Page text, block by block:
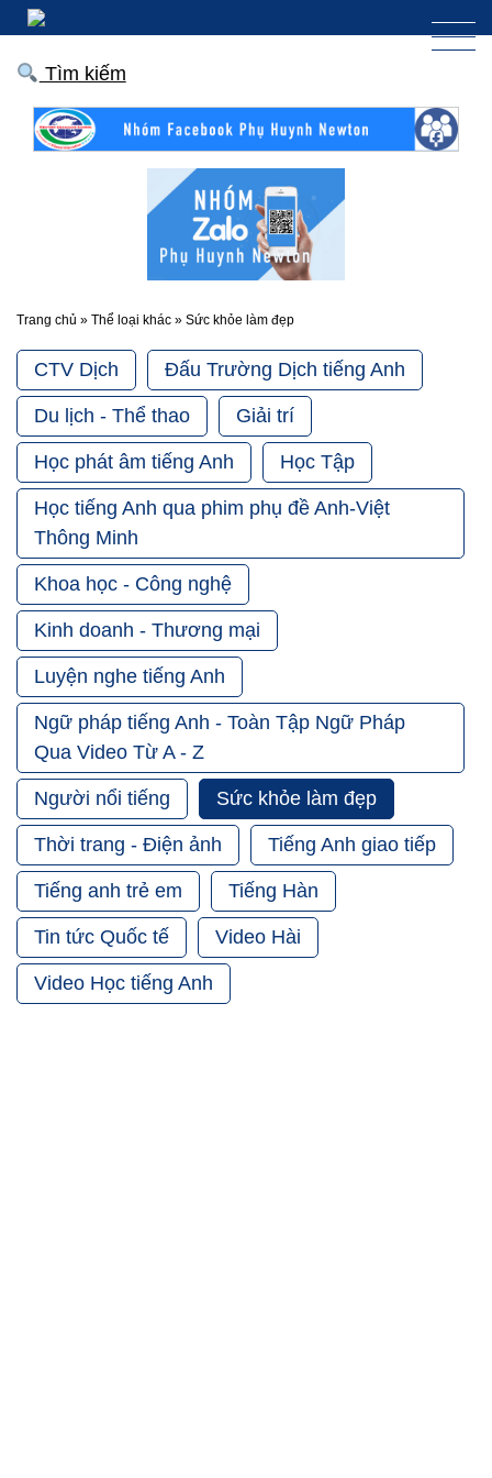
Tìm kiếm
Trang chủ » Thể loại khác » Sức khỏe làm đẹp
CTV Dịch Đấu Trường Dịch tiếng Anh
Du lịch - Thể thao Giải trí
Học phát âm tiếng Anh Học Tập
Học tiếng Anh qua phim phụ đề Anh-Việt
Thông Minh
Khoa học - Công nghệ
Kinh doanh - Thương mại
Luyện nghe tiếng Anh
Ngữ pháp tiếng Anh - Toàn Tập Ngữ Pháp
Qua Video Từ A - Z
Người nổi tiếng Sức khỏe làm đẹp
Thời trang - Điện ảnh Tiếng Anh giao tiếp
Tiếng anh trẻ em Tiếng Hàn
Tin tức Quốc tế Video Hài
Video Học tiếng Anh